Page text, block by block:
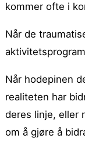
kommer ofte i
Når de
Når hodepinen
realiteten har
deres linje, eller
om å gjøre å